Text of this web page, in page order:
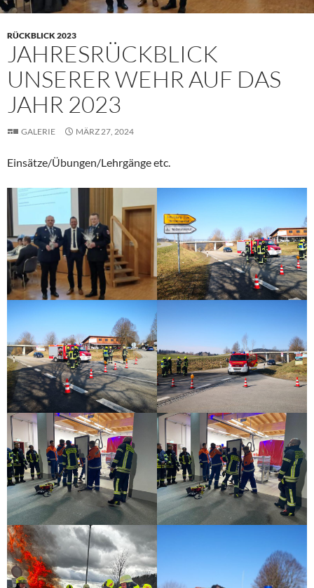
RÜCKBLICK 2023
JAHRESRÜCKBLICK
UNSERER WEHR AUF DAS
JAHR 2023
GALERIE MÄRZ 27, 2024
Einsätze/Übungen/Lehrgänge etc.